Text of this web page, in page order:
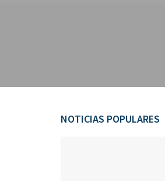
NOTICIAS POPULARES